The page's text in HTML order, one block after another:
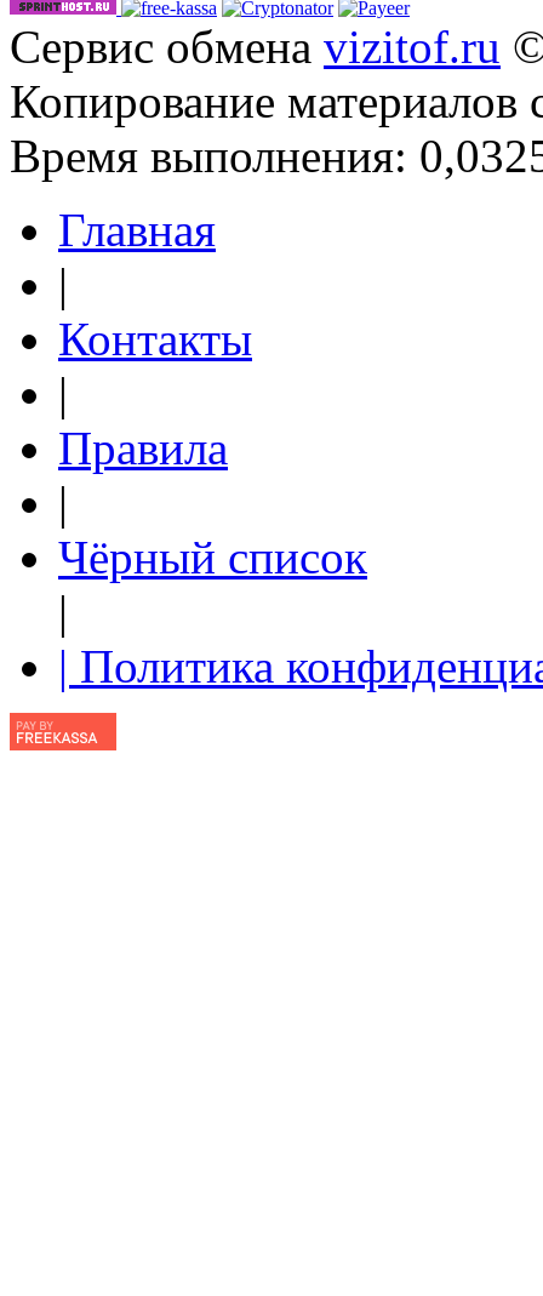
Сервис обмена vizitof.ru
Копирование материалов
Время выполнения:
Главная
|
Контакты
|
Правила
|
Чёрный список
|
| Политика